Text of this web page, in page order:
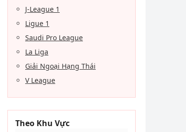
J-League 1
Ligue 1
Saudi Pro League
La Liga
Giải Ngoại Hạng Thái
V League
Theo Khu Vực